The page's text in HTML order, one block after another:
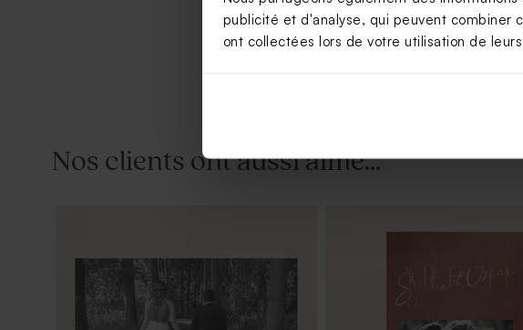
publicité et d'analyse, qui peuvent combiner
ont collectées lors de votre utilisation de
Faire part mariage vague romantique
Faire-part mariage pochette en
Nos clients ont aussi aimé...